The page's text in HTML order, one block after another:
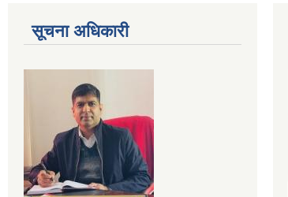
सूचना अधिकारी